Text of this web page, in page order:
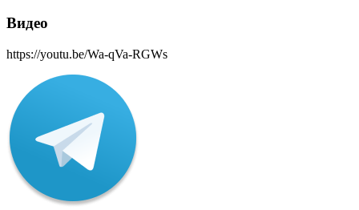
Видео
https://youtu.be/Wa-qVa-RGWs